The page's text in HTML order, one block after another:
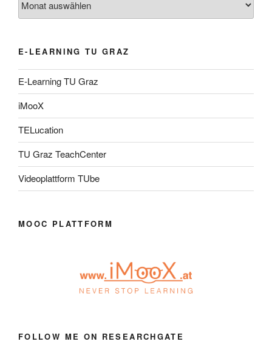
E-LEARNING TU GRAZ
E-Learning TU Graz
iMooX
TELucation
TU Graz TeachCenter
Videoplattform TUbe
MOOC PLATTFORM
FOLLOW ME ON RESEARCHGATE